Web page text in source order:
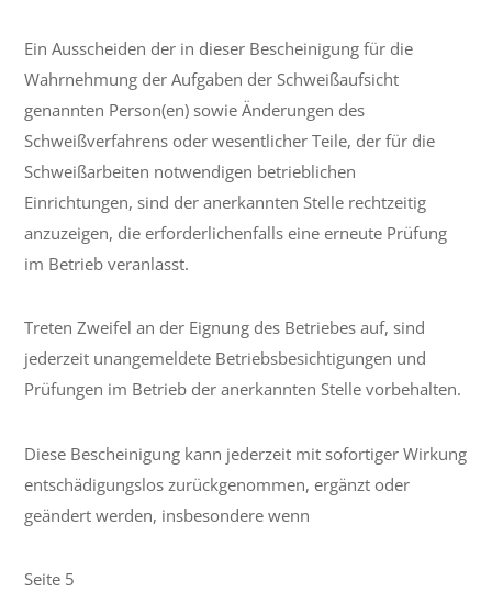
Ein Ausscheiden der in dieser Bescheinigung für die
Wahrnehmung der Aufgaben der Schweißaufsicht
genannten Person(en) sowie Änderungen des
Schweißverfahrens oder wesentlicher Teile, der für die
Schweißarbeiten notwendigen betrieblichen
Einrichtungen, sind der anerkannten Stelle rechtzeitig
anzuzeigen, die erforderlichenfalls eine erneute Prüfung
im Betrieb veranlasst.
Treten Zweifel an der Eignung des Betriebes auf, sind
jederzeit unangemeldete Betriebsbesichtigungen und
Prüfungen im Betrieb der anerkannten Stelle vorbehalten.
Diese Bescheinigung kann jederzeit mit sofortiger Wirkung
entschädigungslos zurückgenommen, ergänzt oder
geändert werden, insbesondere wenn
Seite 5